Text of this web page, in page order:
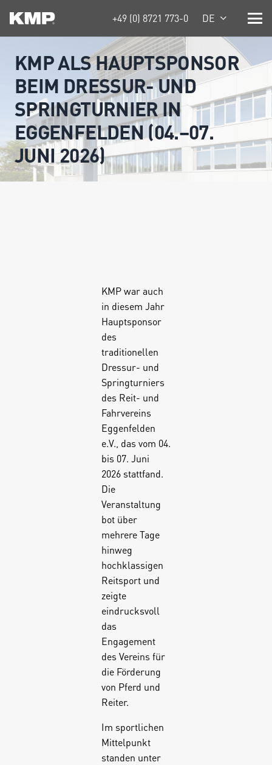
+49 (0) 8721 773-0 DE
KMP ALS HAUPTSPONSOR
BEIM DRESSUR- UND
SPRINGTURNIER IN
EGGENFELDEN (04.–07.
JUNI 2026)
KMP war auch
in diesem Jahr
Hauptsponsor
des
traditionellen
Dressur- und
Springturniers
des Reit- und
Fahrvereins
Eggenfelden
e.V., das vom 04.
bis 07. Juni
2026 stattfand.
Die
Veranstaltung
bot über
mehrere Tage
hinweg
hochklassigen
Reitsport und
zeigte
eindrucksvoll
das
Engagement
des Vereins für
die Förderung
von Pferd und
Reiter.
Im sportlichen
Mittelpunkt
standen unter